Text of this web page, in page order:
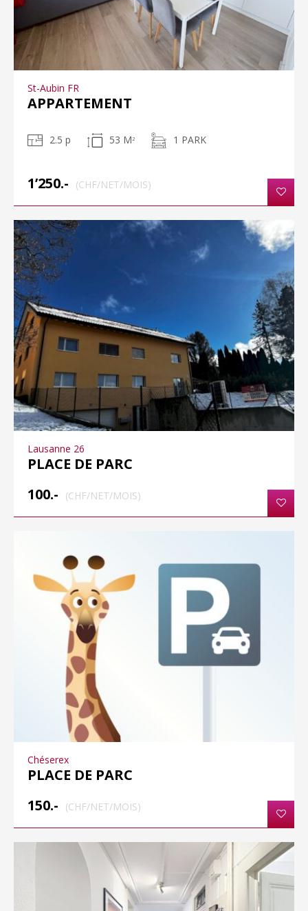
St-Aubin FR
APPARTEMENT
2.5 p 53 M 2 1 PARK
1’250.- (CHF/NET/MOIS)
Lausanne 26
PLACE DE PARC
100.-
(CHF/NET/MOIS)
Chéserex
PLACE DE PARC
150.-
(CHF/NET/MOIS)